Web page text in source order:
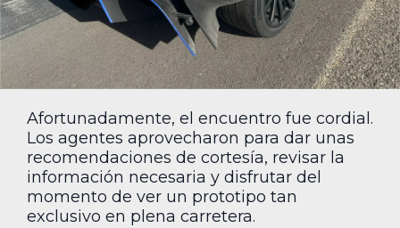
Afortunadamente, el encuentro fue cordial.
Los agentes aprovecharon para dar unas
recomendaciones de cortesía, revisar la
información necesaria y disfrutar del
momento de ver un prototipo tan
exclusivo en plena carretera.